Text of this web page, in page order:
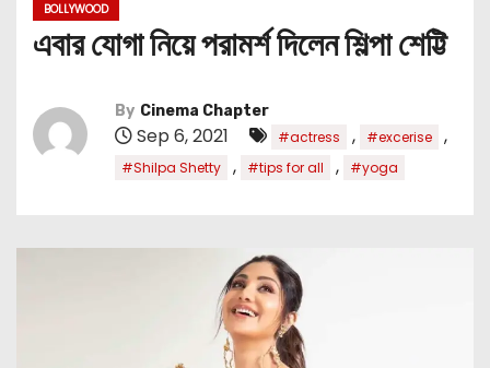
BOLLYWOOD
এবার যোগা নিয়ে পরামর্শ দিলেন শিল্পা শেট্টি
By Cinema Chapter
Sep 6, 2021 #actress , #excerise ,
#Shilpa Shetty , #tips for all , #yoga